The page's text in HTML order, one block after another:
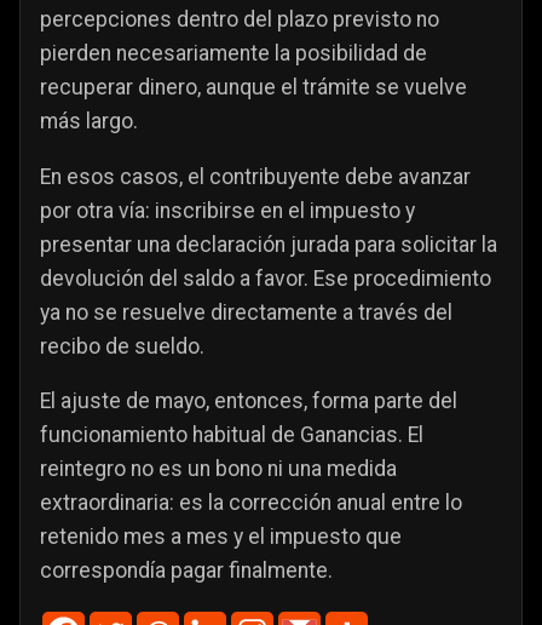
percepciones dentro del plazo previsto no
pierden necesariamente la posibilidad de
recuperar dinero, aunque el trámite se vuelve
más largo.
En esos casos, el contribuyente debe avanzar
por otra vía: inscribirse en el impuesto y
presentar una declaración jurada para solicitar la
devolución del saldo a favor. Ese procedimiento
ya no se resuelve directamente a través del
recibo de sueldo.
El ajuste de mayo, entonces, forma parte del
funcionamiento habitual de Ganancias. El
reintegro no es un bono ni una medida
extraordinaria: es la corrección anual entre lo
retenido mes a mes y el impuesto que
correspondía pagar finalmente.